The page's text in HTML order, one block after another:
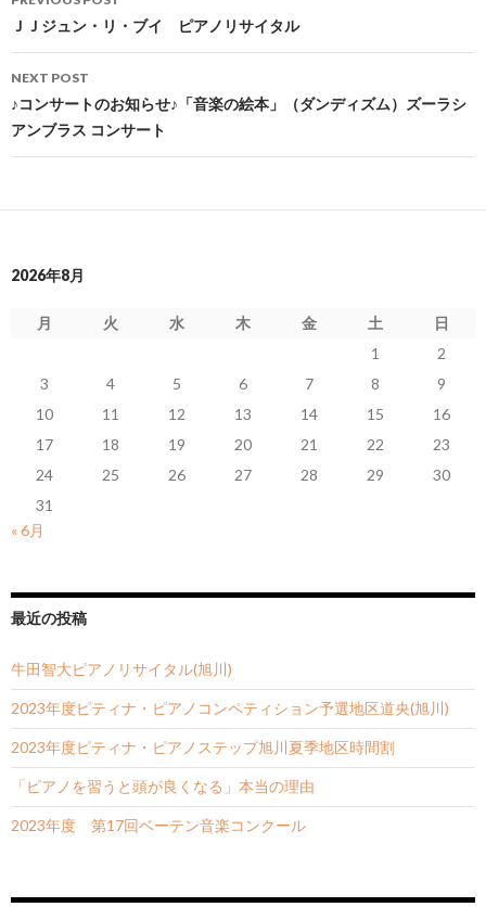
navigation
ＪＪジュン・リ・ブイ ピアノリサイタル
NEXT POST
♪コンサートのお知らせ♪「音楽の絵本」（ダンディズム）ズーラシ
アンブラス コンサート
2026年8月
月 火 水 木 金 土
日
1
2
3
4 5 6 7 8
9
10
11 12 13 14 15
16
17
18 19 20 21 22
23
24
25 26 27 28 29
30
31
« 6月
最近の投稿
牛田智大ピアノリサイタル(旭川)
2023年度ピティナ・ピアノコンペティション予選地区道央(旭川)
2023年度ピティナ・ピアノステップ旭川夏季地区時間割
「ピアノを習うと頭が良くなる」本当の理由
2023年度 第17回ベーテン音楽コンクール